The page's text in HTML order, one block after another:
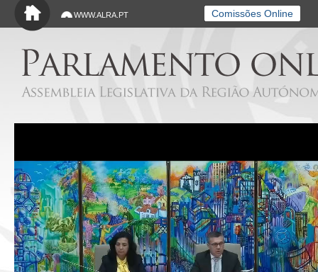
Saltar para o conteúdo principal
WWW.ALRA.PT Comissões Online